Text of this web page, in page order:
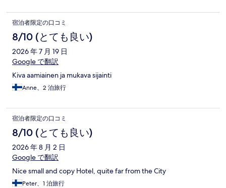
宿泊者限定の口コミ
8/10 (とても良い)
2026 年 7 月 19 日
Google で翻訳
Kiva aamiainen ja mukava sijainti
Anne、2 泊旅行
宿泊者限定の口コミ
8/10 (とても良い)
2026 年 8 月 2 日
Google で翻訳
Nice small and copy Hotel, quite far from the City
Peter、1 泊旅行